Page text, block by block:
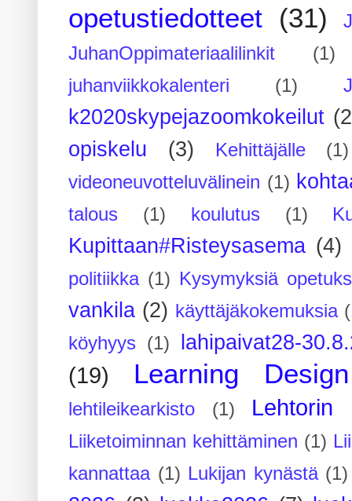
opetustiedotteet (31)
JuhanOppimateriaalilinkit
(1)
juhanviikkokalenteri
(1)
k2020skypejazoomkokeilut
opiskelu
(3) Kehittäjälle
(1)
videoneuvotteluvälinein (1)
talous (1) koulutus (1)
Kupittaan#Risteysasema (4)
politiikka (1) Kysymyksiä
vankila (2) käyttäjäkokemuksia
köyhyys
(1) lahipaivat28-
(19) Learning Design
lehtileikearkisto (1) Lehtorin
Liiketoiminnan kehittäminen (1)
kannattaa (1) Lukijan kynästä (1)